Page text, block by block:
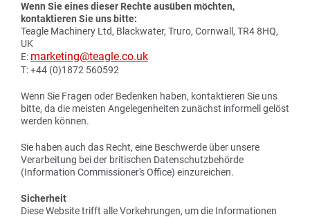
Wenn Sie eines dieser Rechte ausüben möchten,
kontaktieren Sie uns bitte:
Teagle Machinery Ltd, Blackwater, Truro, Cornwall, TR4 8HQ,
UK
E: marketing@teagle.co.uk
T: +44 (0)1872 560592
Wenn Sie Fragen oder Bedenken haben, kontaktieren Sie uns
bitte, da die meisten Angelegenheiten zunächst informell gelöst
werden können.
Sie haben auch das Recht, eine Beschwerde über unsere
Verarbeitung bei der britischen Datenschutzbehörde
(Information Commissioner's Office) einzureichen.
Sicherheit
Diese Website trifft alle Vorkehrungen, um die Informationen